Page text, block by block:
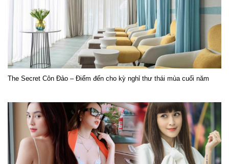
The Secret Côn Đảo – Điểm đến cho kỳ nghỉ thư thái mùa cuối năm